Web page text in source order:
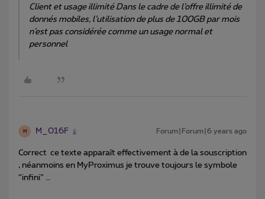
Client et usage illimité Dans le cadre de l’offre illimité de
donnés mobiles, l’utilisation de plus de 100GB par mois
n’est pas considérée comme un usage normal et
personnel
M M_016F Forum|Forum|6 years ago
Correct ce texte apparaît effectivement à de la souscription
, néanmoins en MyProximus je trouve toujours le symbole
“infini” …